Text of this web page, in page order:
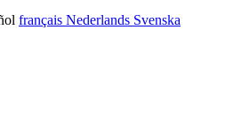
français Nederlands Svenska